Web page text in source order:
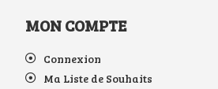
MON COMPTE
Connexion
Ma Liste de Souhaits